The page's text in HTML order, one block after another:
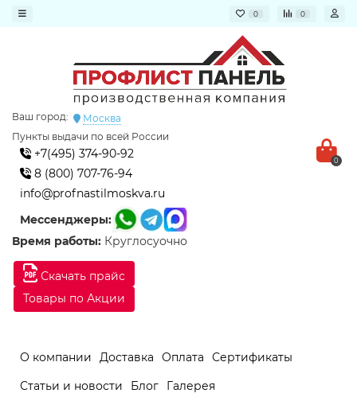
0 0
Скачать прайс
Товары по Акции
Ваш город:
Москва
Пункты выдачи по всей России
+7(495) 374-90-92
8 (800) 707-76-94
info@profnastilmoskva.ru
Мессенджеры:
Время работы: Круглосуочно
0
О компании Доставка Оплата
Сертификаты
Статьи и новости
Блог
Галерея